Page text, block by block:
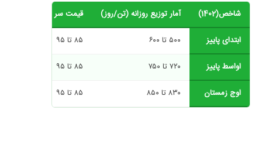
شاخص(1402) آمار توزیع روزانه (تن/روز) قیمت سر مزرعه (هزار
ابتدای پاییز ۵۰۰ تا ۶۰۰ ۸۵ تا ۹۵
اواسط پاییز ۷۲۰ تا ۷۵۰ ۸۵ تا ۹۵
اوج زمستان ۸۳۰ تا ۸۵۰ ۸۵ تا ۹۵